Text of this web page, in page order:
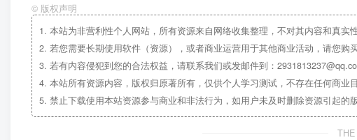
© 版权声明
1. 本站为非营利性个人网站，所有资源来自网络收集整理，不对其内容和真实
2. 若您需要长期使用软件（资源），或者商业运营用于其他商业活动，请您购
3. 若有内容侵犯到您的合法权益，请联系我们或发邮件到：
4. 本站所有资源内容，版权归原著所有，仅供个人学习测试，不存在任何商业
5. 禁止下载使用本站资源参与商业和非法行为，如用户未及时删除资源引起的